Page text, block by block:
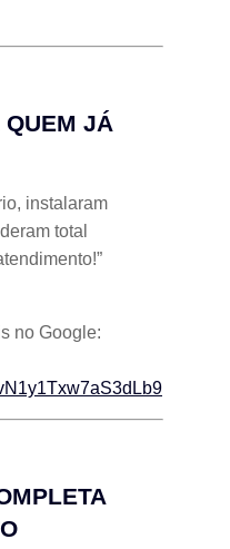
QUEM JÁ
instalaram
total
no Google: